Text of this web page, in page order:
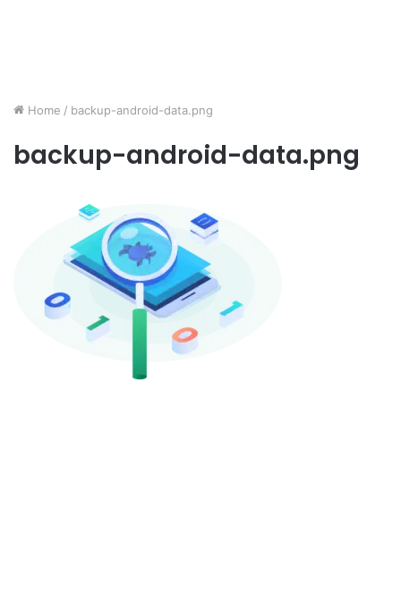
Home / backup-android-data.png
backup-android-data.png